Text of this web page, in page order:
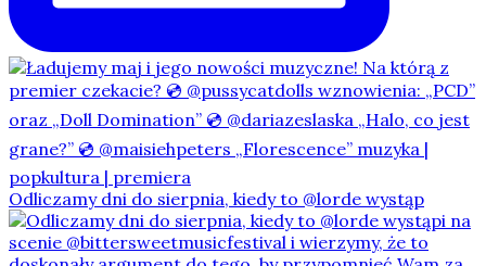
Odliczamy dni do sierpnia, kiedy to @lorde wystąp